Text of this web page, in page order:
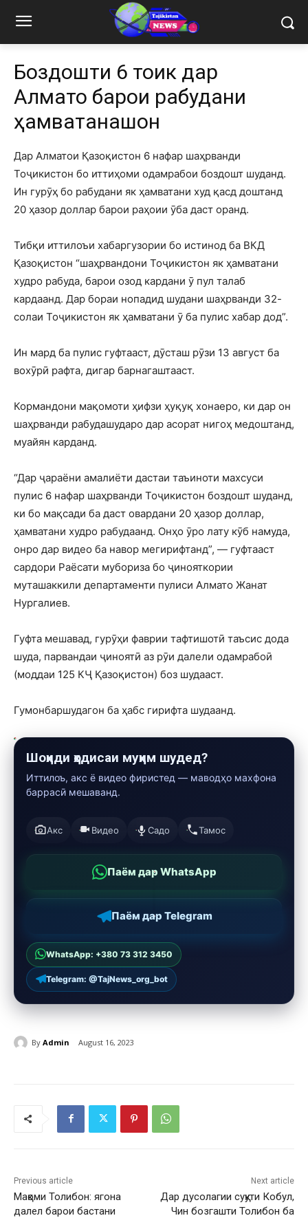
Боздошти 6 тоҷик дар
Алмато барои рабудани
ҳамватанашон
Дар Алматои Қазоқистон 6 нафар шаҳрванди
Тоҷикистон бо иттиҳоми одамрабои боздошт шуданд.
Ин гурӯҳ бо рабудани як ҳамватани худ қасд доштанд
20 ҳазор доллар барои раҳоии ӯба даст оранд.
Тибқи иттилоъи хабаргузории бо истинод ба ВКД
Қазоқистон “шаҳрвандони Тоҷикистон як ҳамватани
худро рабуда, барои озод кардани ӯ пул талаб
кардаанд. Дар бораи нопадид шудани шаҳрванди 32-
солаи Тоҷикистон як ҳамватани ӯ ба пулис хабар дод”.
Ин мард ба пулис гуфтааст, дӯсташ рӯзи 13 август ба
вохӯрӣ рафта, дигар барнагаштааст.
Кормандони мақомоти ҳифзи ҳуқуқ хонаеро, ки дар он
шаҳрванди рабудашударо дар асорат нигоҳ медоштанд,
муайян карданд.
“Дар ҷараёни амалиёти дастаи таъиноти махсуси
пулис 6 нафар шаҳрванди Тоҷикистон боздошт шуданд,
ки бо мақсади ба даст овардани 20 ҳазор доллар,
ҳамватани худро рабудаанд. Онҳо ӯро лату кӯб намуда,
онро дар видео ба навор мегирифтанд”, — гуфтааст
сардори Раёсати мубориза бо ҷинояткории
муташаккили департаменти пулиси Алмато Жанат
Нургалиев.
Гуфта мешавад, гурӯҳи фаврии тафтишотӣ таъсис дода
шуда, парвандаи ҷиноятӣ аз рӯи далели одамрабоӣ
(моддаи 125 КҶ Қазоқистон) боз шудааст.
Гумонбаршудагон ба ҳабс гирифта шудаанд.
Шоҳиди ҳодисаи муҳим шудед?
Иттилоъ, акс ё видео фиристед — маводҳо махфона
баррасӣ мешаванд.
Акс Видео Садо Тамос
Паём дар WhatsApp
Паём дар Telegram
WhatsApp: +380 73 312 3450
Telegram: @TajNews_org_bot
By Admin August 16, 2023
Previous article
Мақоми Толибон: ягона
далел барои бастани
Next article
Дар дусолагии суқути Кобул,
Чин бозгашти Толибон ба